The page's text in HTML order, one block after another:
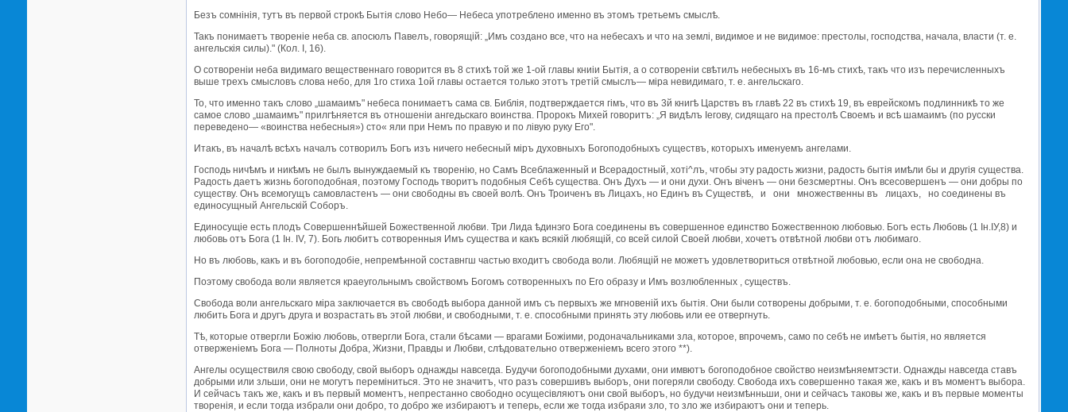
Безъ сомнiнiя, тутъ въ первой строкѣ Бытiя слово Небо— Небеса употреблено именно въ этомъ третьемъ смыслѣ.
Такъ понимаетъ творенiе неба св. апосюлъ Павелъ, говорящiй: „Имъ создано все, что на небесахъ и что на землi, видимое и не видимое: престолы, господства, начала, власти (т. е.
ангельскiя силы)." (Кол. I, 16).
О сотворенiи неба видимаго вещественнаго говорится въ 8 стихѣ той же 1-ой главы книiи Бытiя, а о сотворенiи свѣтилъ небесныхъ въ 16-мъ стихѣ, такъ что изъ перечисленныхъ
выше трехъ смысловъ слова небо, для 1го стиха 1ой главы остается только этотъ третiй смыслъ— мiра невидимаго, т. е. ангельскаго.
То, что именно такъ слово „шамаимъ" небеса понимаетъ сама св. Библiя, подтверждается гiмъ, что въ 3й книгѣ Царствъ въ главѣ 22 въ стихѣ 19, въ еврейскомъ подлинникѣ то же
самое слово „шамаимъ" прилгѣняется въ отношенiи ангедьскаго воинства. Пророкъ Михей говоритъ: „Я видѣлъ Iегову, сидящаго на престолѣ Своемъ и всѣ шамаимъ (по русски
переведено— «воинства небесныя») сто« яли при Немъ по правую и по лiвую руку Его".
Итакъ, въ началѣ всѣхъ началъ сотворилъ Богъ изъ ничего небесный мiръ духовныхъ Богоподобныхъ существъ, которыхъ именуемъ ангелами.
Господь ничѣмъ и никѣмъ не былъ вынуждаемый къ творенiю, но Самъ Всеблаженный и Всерадостный, хотi^лъ, чтобы эту радость жизни, радость бытiя имѣли бы и другiя существа.
Радость даетъ жизнь богоподобная, поэтому Господь творитъ подобныя Себѣ существа. Онъ Духъ — и они духи. Онъ вiченъ — они безсмертны. Онъ всесовершенъ — они добры по
существу. Онъ всемогущъ самовластенъ — они свободны въ своей волѣ. Онъ Троиченъ въ Лицахъ, но Единъ въ Существѣ, и они множественны въ лицахъ, но соединены въ
единосущный Ангельскiй Соборъ.
Единосущiе есть плодъ Совершеннѣйшей Божественной любви. Три Лида ѣдинэго Бога соединены въ совершенное единство Божественною любовью. Богъ есть Любовь (1 Iн.IУ,8) и
любовь отъ Бога (1 Iн. IV, 7). Богь любитъ сотворенныя Имъ существа и какъ всякiй любящiй, со всей силой Своей любви, хочетъ отвѣтной любви отъ любимаго.
Но въ любовь, какъ и въ богоподобiе, непремѣнной составнгш частью входитъ свобода воли. Любящiй не можетъ удовлетвориться отвѣтной любовью, если она не свободна.
Поэтому свобода воли является краеугольнымъ свойствомъ Богомъ сотворенныхъ по Его образу и Имъ возлюбленных , существъ.
Свобода воли ангельскаго мiра заключается въ свободѣ выбора данной имъ съ первыхъ же мгновенiй ихъ бытiя. Они были сотворены добрыми, т. е. богоподобными, способными
любить Бога и другъ друга и возрастать въ этой любви, и свободными, т. е. способными принять эту любовь или ее отвергнуть.
Тѣ, которые отвергли Божiю любовь, отвергли Бога, стали бѣсами — врагами Божiими, родоначальниками зла, которое, впрочемъ, само по себѣ не имѣетъ бытiя, но является
отверженiемъ Бога — Полноты Добра, Жизни, Правды и Любви, слѣдовательно отверженiемъ всего этого **).
Ангелы осуществиля свою свободу, свой выборъ однажды навсегда. Будучи богоподобными духами, они имвютъ богоподобное свойство неизмѣняемтэсти. Однажды навсегда ставъ
добрыми или зльши, они не могутъ перемiниться. Это не значитъ, что разъ совершивъ выборъ, они погеряли свободу. Свобода ихъ совершенно такая же, какъ и въ моментъ выбора.
И сейчасъ такъ же, какъ и въ первый моментъ, непрестанно свободно осущесiвляютъ они свой выборъ, но будучи неизмѣнньши, они и сейчасъ таковы же, какъ и въ первые моменты
творенiя, и если тогда избрали они добро, то добро же избираютъ и теперь, если же тогда избраяи зло, то зло же избираютъ они и теперь.